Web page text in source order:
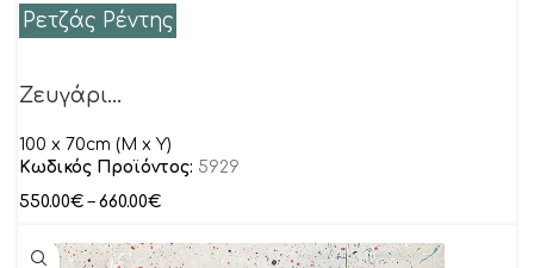
Ρετζάς Ρέντης
Ζευγάρι…
100 x 70cm (M x Y)
Κωδικός Προϊόντος: 5929
550.00€ – 660.00€